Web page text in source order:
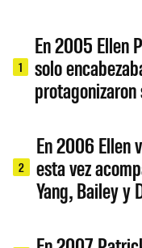
1
En 2005 Ellen
solo
2
En 2006 Ellen
esta vez
Yang, Bailey y